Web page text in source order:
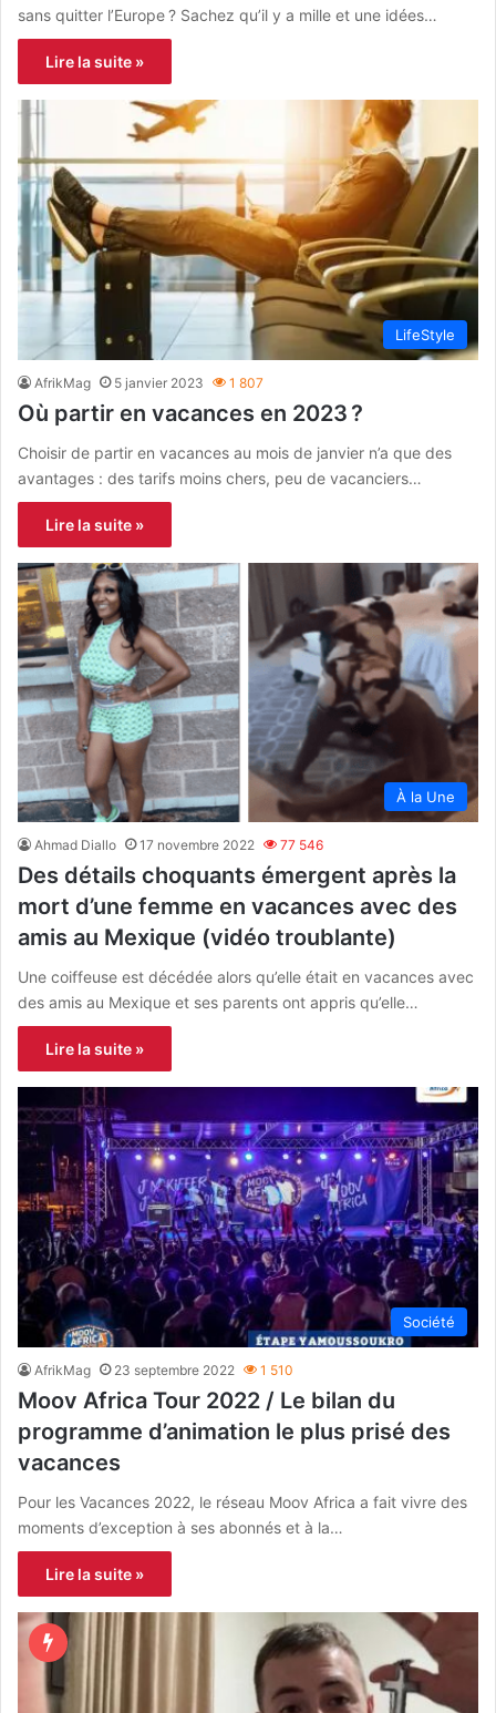
sans quitter l’Europe ? Sachez qu’il y a mille et une idées…
Lire la suite »
LifeStyle
AfrikMag 5 janvier 2023 1 807
Où partir en vacances en 2023 ?
Choisir de partir en vacances au mois de janvier n’a que des
avantages : des tarifs moins chers, peu de vacanciers…
Lire la suite »
À la Une
Ahmad Diallo 17 novembre 2022 77 546
Des détails choquants émergent après la
mort d’une femme en vacances avec des
amis au Mexique (vidéo troublante)
Une coiffeuse est décédée alors qu’elle était en vacances avec
des amis au Mexique et ses parents ont appris qu’elle…
Lire la suite »
Société
AfrikMag 23 septembre 2022 1 510
Moov Africa Tour 2022 / Le bilan du
programme d’animation le plus prisé des
vacances
Pour les Vacances 2022, le réseau Moov Africa a fait vivre des
moments d’exception à ses abonnés et à la…
Lire la suite »